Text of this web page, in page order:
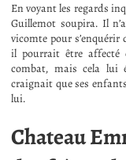
En voyant les regards
Guillemot soupira. Il
vicomte pour
il pourrait être affecté
combat, mais cela lui
craignait que ses
lui.
Chateau